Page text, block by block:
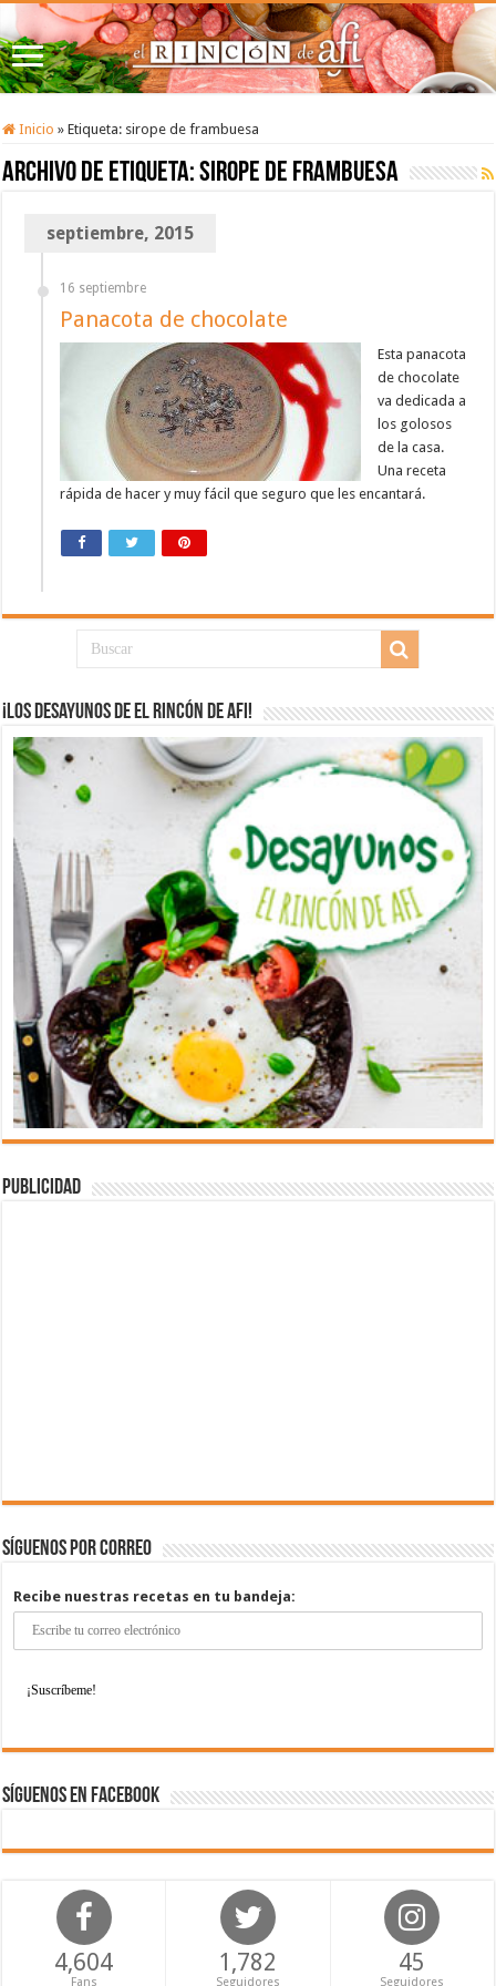
Inicio » Etiqueta: sirope de frambuesa
Archivo de etiqueta:sirope de frambuesa
septiembre, 2015
16 septiembre
Panacota de chocolate
Esta panacota
de chocolate
va dedicada a
los golosos
de la casa.
Una receta
rápida de hacer y muy fácil que seguro que les encantará.
¡Los desayunos de El Rincón de Afi!
Publicidad
Síguenos por correo
Recibe nuestras recetas en tu bandeja:
Síguenos en Facebook
4,604
Fans
1,782
Seguidores
45
Seguidores